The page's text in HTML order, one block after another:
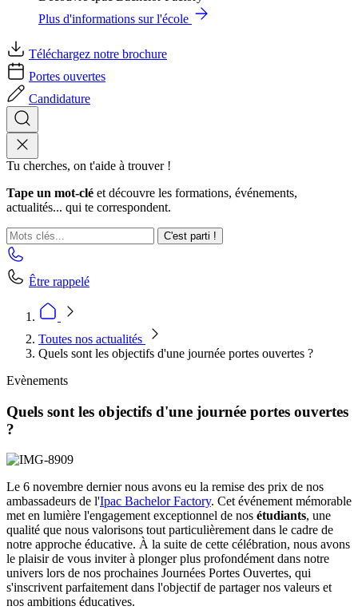
Plus d'informations sur l'école
Téléchargez notre brochure
Portes ouvertes
Candidature
Tu cherches, on t'aide à trouver !
Tape un mot-clé et découvre les formations, événements,
actualités... qui te correspondent.
C'est parti !
Être rappelé
Toutes nos actualités
Quels sont les objectifs d'une journée portes ouvertes ?
Evènements
Quels sont les objectifs d'une journée portes ouvertes
?
Le 6 novembre dernier nous avons eu la remise des prix de nos
ambassadeurs de l'Ipac Bachelor Factory. Cet événement mémorable
met en lumière l'engagement exceptionnel de nos étudiants, une
qualité que nous valorisons tout particulièrement dans le cadre de
notre approche éducative. À la suite de cette célébration, nous avons
le plaisir de vous inviter à plonger plus profondément dans notre
univers lors de nos prochaines Journées Portes Ouvertes, qui
s'inscrivent parfaitement dans l'objectif de partager nos valeurs et
nos ambitions éducatives.